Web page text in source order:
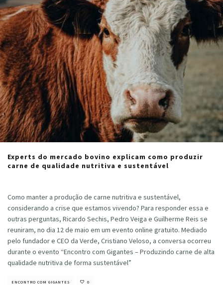
Experts do mercado bovino explicam como produzir
carne de qualidade nutritiva e sustentável
Como manter a produção de carne nutritiva e sustentável,
considerando a crise que estamos vivendo? Para responder essa e
outras perguntas, Ricardo Sechis, Pedro Veiga e Guilherme Reis se
reuniram, no dia 12 de maio em um evento online gratuito. Mediado
pelo fundador e CEO da Verde, Cristiano Veloso, a conversa ocorreu
durante o evento “Encontro com Gigantes – Produzindo carne de alta
qualidade nutritiva de forma sustentável”
ENCONTRO COM GIGANTES 0